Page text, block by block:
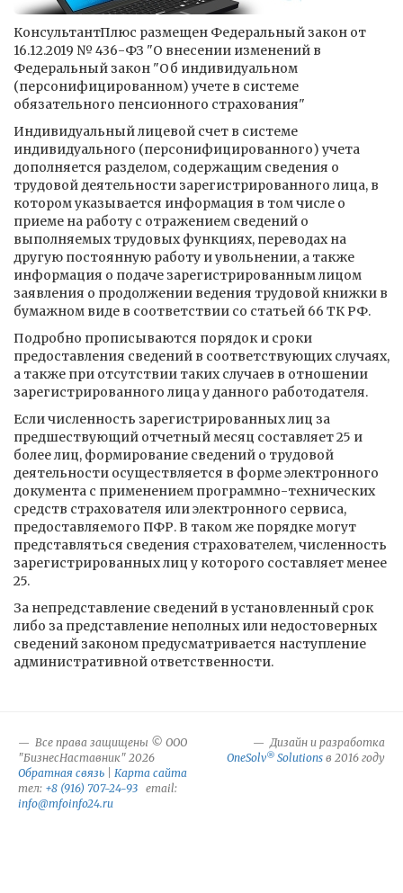
КонсультантПлюс размещен Федеральный закон от
16.12.2019 № 436-ФЗ "О внесении изменений в
Федеральный закон "Об индивидуальном
(персонифицированном) учете в системе
обязательного пенсионного страхования"
Индивидуальный лицевой счет в системе
индивидуального (персонифицированного) учета
дополняется разделом, содержащим сведения о
трудовой деятельности зарегистрированного лица, в
котором указывается информация в том числе о
приеме на работу с отражением сведений о
выполняемых трудовых функциях, переводах на
другую постоянную работу и увольнении, а также
информация о подаче зарегистрированным лицом
заявления о продолжении ведения трудовой книжки в
бумажном виде в соответствии со статьей 66 ТК РФ.
Подробно прописываются порядок и сроки
предоставления сведений в соответствующих случаях,
а также при отсутствии таких случаев в отношении
зарегистрированного лица у данного работодателя.
Если численность зарегистрированных лиц за
предшествующий отчетный месяц составляет 25 и
более лиц, формирование сведений о трудовой
деятельности осуществляется в форме электронного
документа с применением программно-технических
средств страхователя или электронного сервиса,
предоставляемого ПФР. В таком же порядке могут
представляться сведения страхователем, численность
зарегистрированных лиц у которого составляет менее
25.
За непредставление сведений в установленный срок
либо за представление неполных или недостоверных
сведений законом предусматривается наступление
административной ответственности.
Все права защищены © ООО
"БизнесНаставник" 2026
Обратная связь
Карта сайта
тел: +8 (916) 707-24-93 email:
info@mfoinfo24.ru
Дизайн и разработка
OneSolv® Solutions в 2016 году